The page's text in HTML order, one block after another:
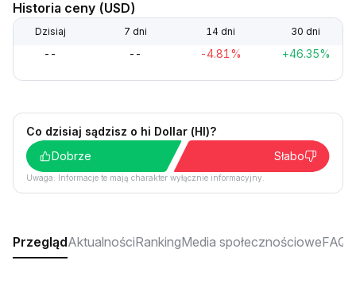
Historia ceny (USD)
Dzisiaj 7 dni 14 dni 30 dni
-- -- -4.81% +46.35%
Co dzisiaj sądzisz o hi Dollar (HI)?
Dobrze
Słabo
Uwaga: Informacje te mają charakter wyłącznie informacyjny.
PrzeglądAktualnościRankingMedia społecznościoweFAQ